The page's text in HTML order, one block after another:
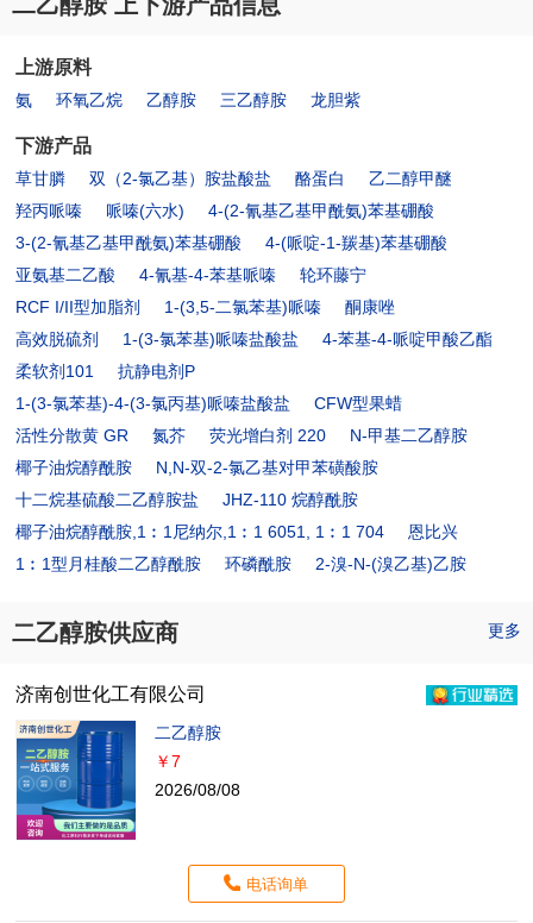
上游原料
氨 环氧乙烷 乙醇胺 三乙醇胺 龙胆紫
下游产品
草甘膦 双（2-氯乙基）胺盐酸盐 酪蛋白
乙二醇甲醚
羟丙哌嗪
哌嗪(六水)
4-(2-氰基乙基甲酰氨)苯基硼酸
3-(2-氰基乙基甲酰氨)苯基硼酸
4-(哌啶-1-羰基)苯基硼酸
亚氨基二乙酸
4-氰基-4-苯基哌嗪
轮环藤宁
RCF I/II型加脂剂
1-(3,5-二氯苯基)哌嗪
酮康唑
高效脱硫剂
1-(3-氯苯基)哌嗪盐酸盐
4-苯基-4-哌啶甲酸乙酯
柔软剂101
抗静电剂P
1-(3-氯苯基)-4-(3-氯丙基)哌嗪盐酸盐
CFW型果蜡
活性分散黄 GR
氮芥 荧光增白剂 220
N-甲基二乙醇胺
椰子油烷醇酰胺
N,N-双-2-氯乙基对甲苯磺酸胺
十二烷基硫酸二乙醇胺盐
JHZ-110 烷醇酰胺
椰子油烷醇酰胺,1︰1尼纳尔,1︰1 6051, 1︰1 704
恩比兴
1︰1型月桂酸二乙醇酰胺
环磷酰胺 2-溴-N-(溴乙基)乙胺
二乙醇胺供应商 更多
济南创世化工有限公司
二乙醇胺
￥7
2026/08/08
电话询单